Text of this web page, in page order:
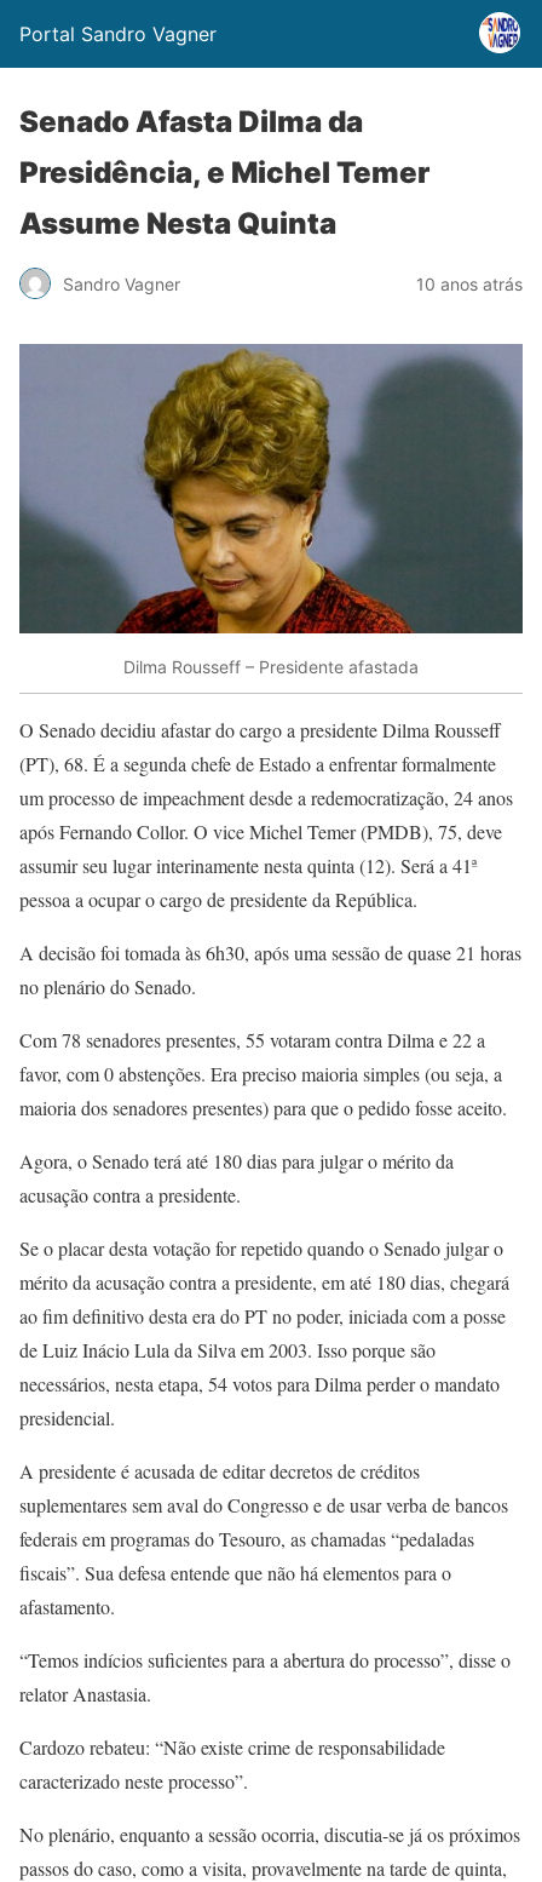
Portal Sandro Vagner
Senado Afasta Dilma da
Presidência, e Michel Temer
Assume Nesta Quinta
Sandro Vagner 10 anos atrás
Dilma Rousseff – Presidente afastada
O Senado decidiu afastar do cargo a presidente Dilma Rousseff
(PT), 68. É a segunda chefe de Estado a enfrentar formalmente
um processo de impeachment desde a redemocratização, 24 anos
após Fernando Collor. O vice Michel Temer (PMDB), 75, deve
assumir seu lugar interinamente nesta quinta (12). Será a 41ª
pessoa a ocupar o cargo de presidente da República.
A decisão foi tomada às 6h30, após uma sessão de quase 21 horas
no plenário do Senado.
Com 78 senadores presentes, 55 votaram contra Dilma e 22 a
favor, com 0 abstenções. Era preciso maioria simples (ou seja, a
maioria dos senadores presentes) para que o pedido fosse aceito.
Agora, o Senado terá até 180 dias para julgar o mérito da
acusação contra a presidente.
Se o placar desta votação for repetido quando o Senado julgar o
mérito da acusação contra a presidente, em até 180 dias, chegará
ao fim definitivo desta era do PT no poder, iniciada com a posse
de Luiz Inácio Lula da Silva em 2003. Isso porque são
necessários, nesta etapa, 54 votos para Dilma perder o mandato
presidencial.
A presidente é acusada de editar decretos de créditos
suplementares sem aval do Congresso e de usar verba de bancos
federais em programas do Tesouro, as chamadas “pedaladas
fiscais”. Sua defesa entende que não há elementos para o
afastamento.
“Temos indícios suficientes para a abertura do processo”, disse o
relator Anastasia.
Cardozo rebateu: “Não existe crime de responsabilidade
caracterizado neste processo”.
No plenário, enquanto a sessão ocorria, discutia-se já os próximos
passos do caso, como a visita, provavelmente na tarde de quinta,